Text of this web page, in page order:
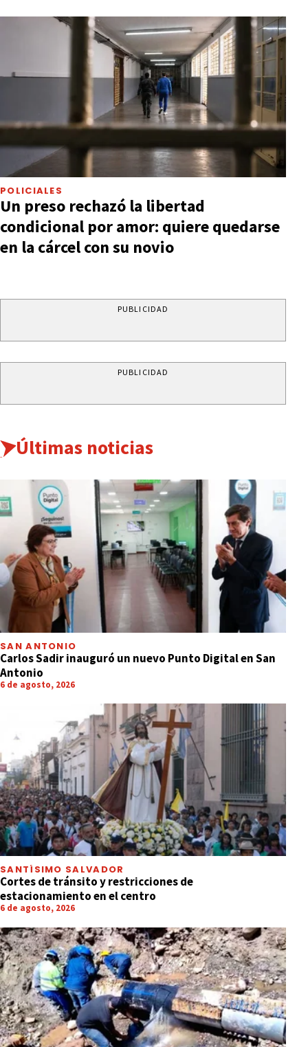
POLICIALES
Un preso rechazó la libertad
condicional por amor: quiere quedarse
en la cárcel con su novio
PUBLICIDAD
PUBLICIDAD
Últimas noticias
SAN ANTONIO
Carlos Sadir inauguró un nuevo Punto Digital en San
Antonio
6 de agosto, 2026
SANTÍSIMO SALVADOR
Cortes de tránsito y restricciones de
estacionamiento en el centro
6 de agosto, 2026